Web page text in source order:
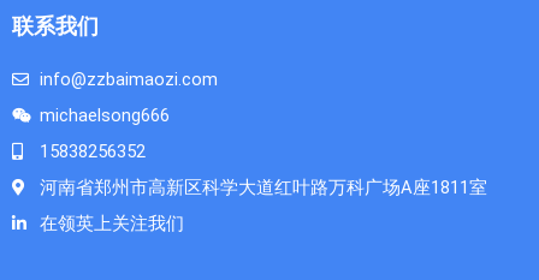
联系我们
info@zzbaimaozi.com
michaelsong666
15838256352
河南省郑州市高新区科学大道红叶路万科广场A座1811室
在领英上关注我们